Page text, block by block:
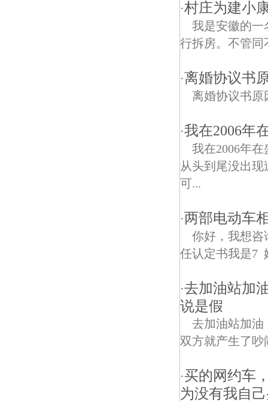
·村庄为建小
我是安徽的一
行拆房。不管同
·离婚协议书
离婚协议书原
·我在2006年
我在2006年
从头到尾没出
可...
·两部电动车
你好，我想咨
任认定书我是7
·去加油站加
说是假
去加油站加油
双方就产生了
·买的网约车
为没有我自